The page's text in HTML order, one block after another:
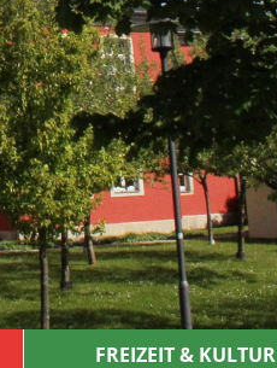
FREIZEIT & KULTUR